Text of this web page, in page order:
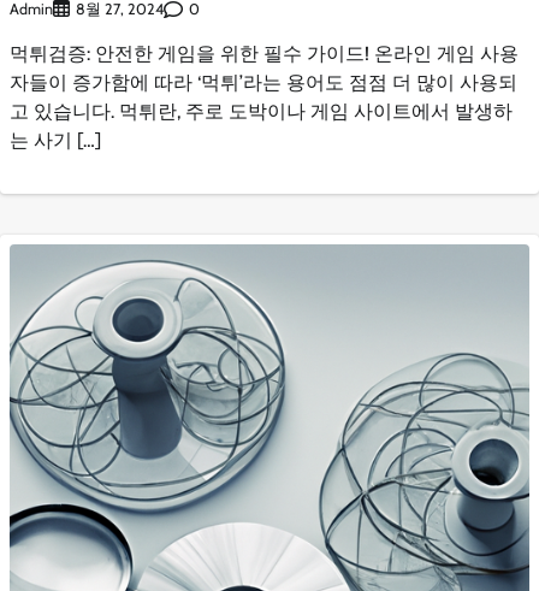
Admin 8월 27, 2024 0
먹튀검증: 안전한 게임을 위한 필수 가이드! 온라인 게임 사용
자들이 증가함에 따라 ‘먹튀’라는 용어도 점점 더 많이 사용되
고 있습니다. 먹튀란, 주로 도박이나 게임 사이트에서 발생하
는 사기 […]